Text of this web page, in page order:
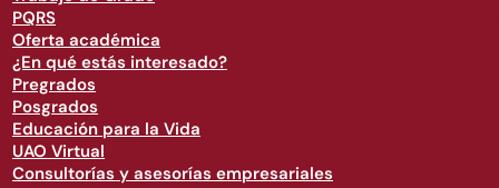
PQRS
Oferta académica
¿En qué estás interesado?
Pregrados
Posgrados
Educación para la Vida
UAO Virtual
Consultorías y asesorías empresariales